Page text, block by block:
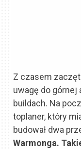
Z czasem
uwagę do górnej
buildach. Na
toplaner, który
budował dwa
Warmonga.